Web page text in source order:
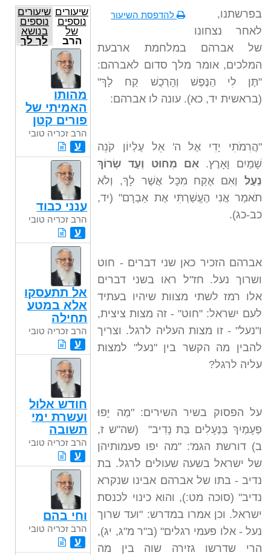
להדפסת השיעור
בפרשתנו,
לאחר נצחונו
של אברהם במלחמת ארבעת
המלכים, אומר מלך סדום לאברהם:
"תֶּן לִי הַנֶּפֶשׁ וְהָרְכֻשׁ קַח לָךְ"
(בראשית יד, כא). עונה לו אברהם:
"הֲרִמֹתִי יָדִי אֶל ה' אֵל עֶלְיוֹן קֹנֵה
שָׁמַיִם וָאָרֶץ.אִם מִחוּט וְעַד שְׂרוֹךְ
נַעַל וְאִם אֶקַּח מִכָּל אֲשֶׁר לָךְ, וְלֹא
תֹאמַר אֲנִי הֶעֱשַׁרְתִּי אֶת אַבְרָם" (יד,
כב-כג).
אברהם הזכיר כאן שני דברים - חוט
ושרוך נעל. חז"ל ראו בשני דברים
אלו רמז לשתי מצוות שיהיו בעתיד
לעם ישראל: "חוט" - זה מצות ציצית,
ו"נעל" - זו מצות העליה לרגל. וצריך
להבין מה הקשר בין "נעל" למצות
עליה לרגל?
על הפסוק בשיר השירים: "מַה יָּפוּ
פְעָמַיִךְ בַּנְּעָלִים בַּת נָדִיב" (שה"ש ז,
ב) דורשת הגמ': "מה יפו פעמותיהן
של ישראל בשעה שעולים לרגל. בת
נדיב - בתו של אברהם אבינו שנקרא
נדיב" (סוכה מט:), והוא כינוי לכנסת
ישראל. וכן אמרו במדרש: "ועד שרוך
נעל - אלו פעמי רגלים" (ב"ר מ"ג, יג),
הרי שדרשו גזירה שוה בין מה
שיעורים
נוספים
של
הרב
זכריה
טובי
שיעורים
נוספים
בנושא
לך לך
מהותו
האמיתי של
פורים קטן
הרב זכריה טובי
ע
ענני כבוד
הרב זכריה טובי
ע
אל תתעסקו
אלא במטע
תחילה
הרב זכריה טובי
ע
חודש אלול
ועשרת ימי
תשובה
הרב זכריה טובי
ע
וחי בהם
הרב זכריה טובי
ע